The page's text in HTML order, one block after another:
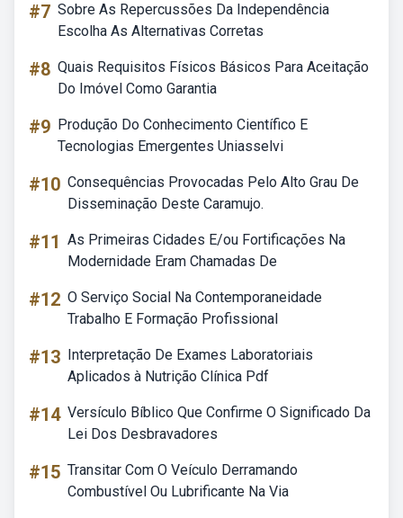
#7 Sobre As Repercussões Da Independência
Escolha As Alternativas Corretas
#8 Quais Requisitos Físicos Básicos Para Aceitação
Do Imóvel Como Garantia
#9 Produção Do Conhecimento Científico E
Tecnologias Emergentes Uniasselvi
#10 Consequências Provocadas Pelo Alto Grau De
Disseminação Deste Caramujo.
#11 As Primeiras Cidades E/ou Fortificações Na
Modernidade Eram Chamadas De
#12 O Serviço Social Na Contemporaneidade
Trabalho E Formação Profissional
#13 Interpretação De Exames Laboratoriais
Aplicados à Nutrição Clínica Pdf
#14 Versículo Bíblico Que Confirme O Significado Da
Lei Dos Desbravadores
#15 Transitar Com O Veículo Derramando
Combustível Ou Lubrificante Na Via